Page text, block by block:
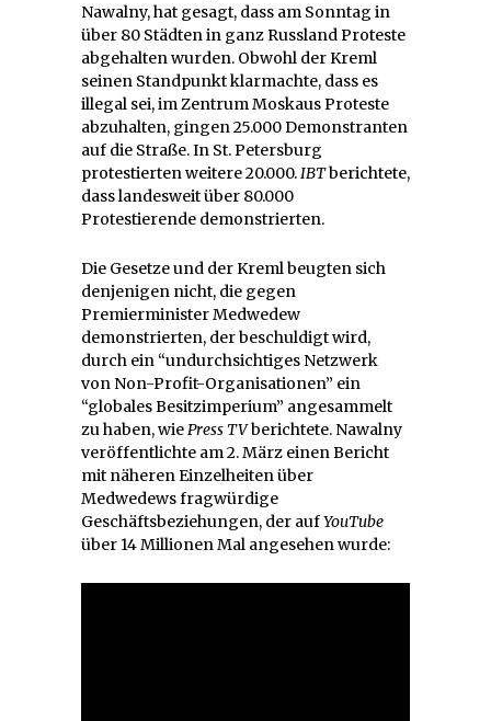
Nawalny, hat gesagt, dass am Sonntag in
über 80 Städten in ganz Russland Proteste
abgehalten wurden. Obwohl der Kreml
seinen Standpunkt klarmachte, dass es
illegal sei, im Zentrum Moskaus Proteste
abzuhalten, gingen 25.000 Demonstranten
auf die Straße. In St. Petersburg
protestierten weitere 20.000.IBTberichtete,
dass landesweit über 80.000
Protestierende demonstrierten.
Die Gesetze und der Kreml beugten sich
denjenigen nicht, die gegen
Premierminister Medwedew
demonstrierten, der beschuldigt wird,
durch ein “undurchsichtiges Netzwerk
von Non-Profit-Organisationen” ein
“globales Besitzimperium” angesammelt
zu haben, wiePress TVberichtete. Nawalny
veröffentlichte am 2. März einen Bericht
mit näheren Einzelheiten über
Medwedews fragwürdige
Geschäftsbeziehungen, der aufYouTube
über 14 Millionen Mal angesehen wurde: